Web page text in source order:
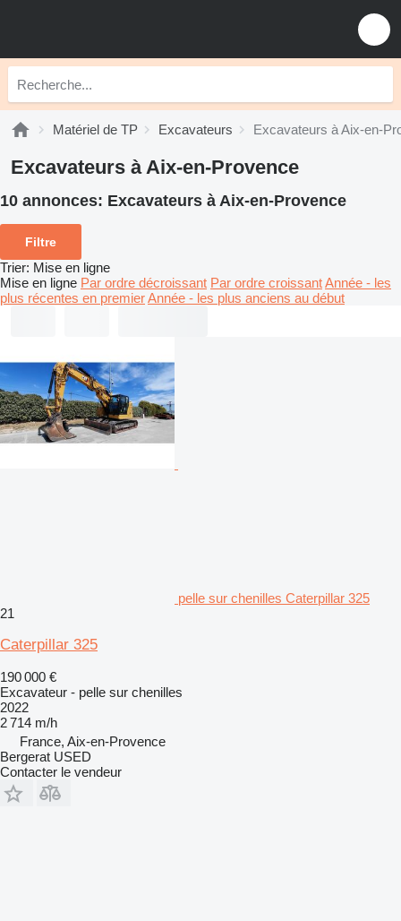
Matériel de TP Excavateurs Excavateurs à Aix-en-
Excavateurs à Aix-en-Provence
10 annonces: Excavateurs à Aix-en-Provence
Filtre
Trier: Mise en ligne
Mise en ligne Par ordre décroissant Par ordre croissantAnnée - les
plus récentes en premierAnnée - les plus anciens au début
pelle sur chenilles Caterpillar 325
21
Caterpillar 325
190 000 €
Excavateur - pelle sur chenilles
2022
2 714 m/h
France, Aix-en-Provence
Bergerat USED
Contacter le vendeur